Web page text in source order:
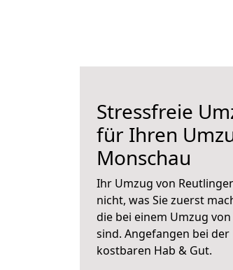
Stressfreie
für Ihren
Monschau
Ihr Umzug von
nicht, was Sie zuerst
die bei einem Umzug
sind. Angefangen bei
kostbaren Hab & Gut.